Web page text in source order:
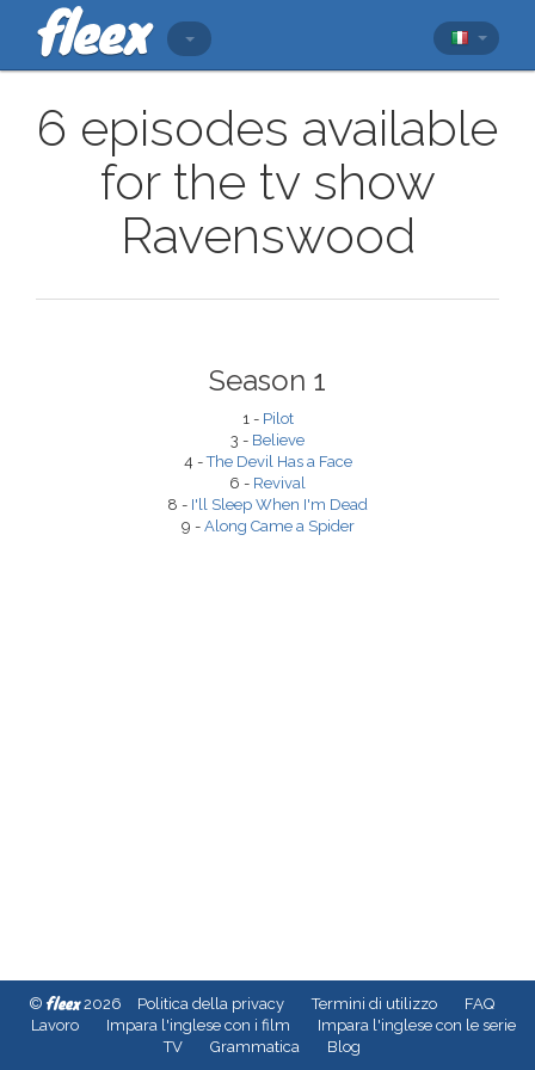
6 episodes available
for the tv show
Ravenswood
Season 1
1 - Pilot
3 - Believe
4 -The Devil Has a Face
6 - Revival
8 - I'll Sleep When I'm Dead
9 - Along Came a Spider
© fleex2026 Politica della privacy Termini di utilizzo
FAQ
Lavoro
Impara l'inglese con i film
Impara l'inglese con le serie
TV
Grammatica Blog